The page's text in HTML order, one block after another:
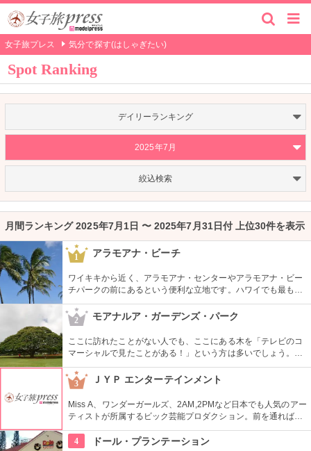
女子旅プレス 気分で探す(はしゃぎたい)
Spot Ranking
デイリーランキング
2025年7月
絞込検索
月間ランキング 2025年7月1日 〜 2025年7月31日付 上位30件を表示
1 アラモアナ・ビーチ
ワイキキから近く、アラモアナ・センターやアラモアナ・ビー
チパークの前にあるという便利な立地です。ハワイでも最も美
しいサンセットが見られると評判です。地元の方も多く、休日
はバーベキューやピクニックをしている人も見られます。
2 モアナルア・ガーデンズ・パーク
ここに訪れたことがない人でも、ここにある木を「テレビのコ
マーシャルで見たことがある！」という方は多いでしょう。日
立の「この木なんの木」の歌で有名になった大きな木『合歓の
樹』がここにあります。実物を見ると、感動しますよ！
3 ＪＹＰ エンターテインメント
Miss A、ワンダーガールズ、2AM,2PMなど日本でも人気のアー
ティストが所属するビック芸能プロダクション。前を通れば、
運よく芸能人に会えるかも？！
4
ドール・プランテーション